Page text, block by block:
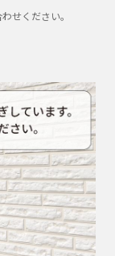
せください。